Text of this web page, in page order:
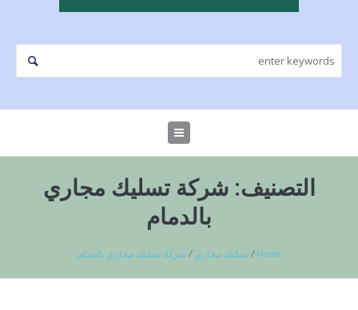
التصنيف:شركة تسليك مجاري
بالدمام
Home
/تسليك مجاري /شركة تسليك مجاري بالدمام